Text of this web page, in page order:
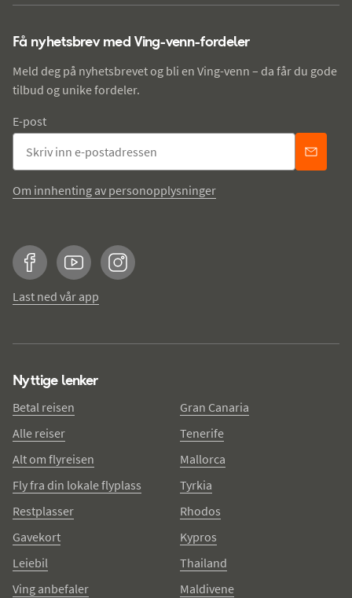
Få nyhetsbrev med Ving-venn-fordeler
Meld deg på nyhetsbrevet og bli en Ving-venn – da får du gode
tilbud og unike fordeler.
E-post
Om innhenting av personopplysninger
FacebookYouTubeInstagram
Last ned vår app
Nyttige lenker
Betal reisen
Alle reiser
Alt om flyreisen
Fly fra din lokale flyplass
Restplasser
Gavekort
Leiebil
Ving anbefaler
Gran Canaria
Tenerife
Mallorca
Tyrkia
Rhodos
Kypros
Thailand
Maldivene